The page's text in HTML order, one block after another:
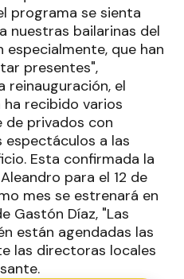
programa se sienta
nuestras bailarinas del
especialmente, que han
presentes",
reinauguración, el
ha recibido varios
privados con
espectáculos a las
Esta confirmada la
para el 12 de
mes se estrenará en
Gastón Díaz, "Las
están agendadas las
las directoras locales